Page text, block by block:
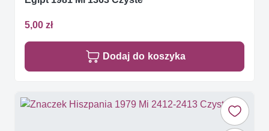
5,00 zł
Dodaj do koszyka